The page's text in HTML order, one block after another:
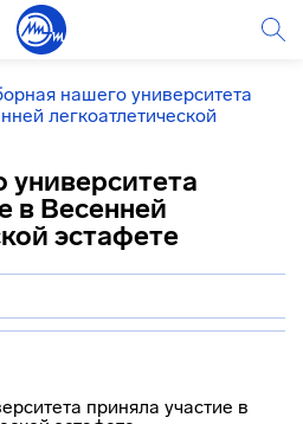
нашего университета
легкоатлетической
в Весенней
эстафете